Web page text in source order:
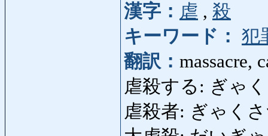
漢字： 虐 , 殺
キーワード： 犯
翻訳： massacre,
虐殺する: ぎゃく
虐殺者: ぎゃく